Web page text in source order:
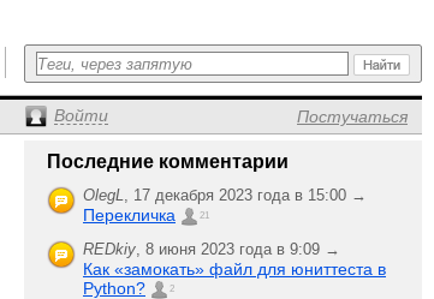
Войти Постучаться
Последние комментарии
OlegL, 17 декабря 2023 года в 15:00 →
Перекличка 21
REDkiy, 8 июня 2023 года в 9:09 →
Как «замокать» файл для юниттеста в
Python?
2